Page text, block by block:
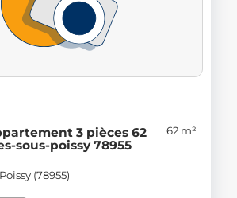
3 pièces 62
sous-poissy 78955
62 m²
(78955)